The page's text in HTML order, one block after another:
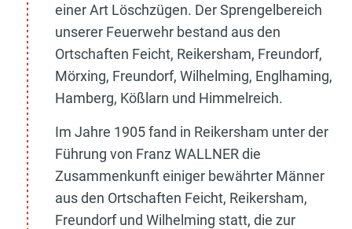
einer Art Löschzügen. Der Sprengelbereich
unserer Feuerwehr bestand aus den
Ortschaften Feicht, Reikersham, Freundorf,
Mörxing, Freundorf, Wilhelming, Englhaming,
Hamberg, Kößlarn und Himmelreich.
Im Jahre 1905 fand in Reikersham unter der
Führung von Franz WALLNER die
Zusammenkunft einiger bewährter Männer
aus den Ortschaften Feicht, Reikersham,
Freundorf und Wilhelming statt, die zur